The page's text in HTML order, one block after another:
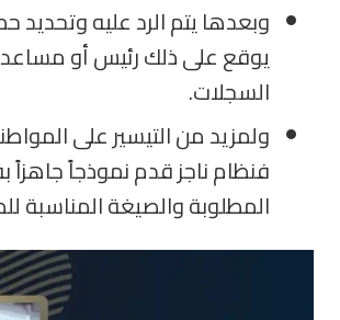
وبعدها يتم الرد عليه وتحديد
يوقع على ذلك رئيس أو
السجلات.
ولمزيد من التيسير على
فنظام ناجز قدم نموذجاً جاهزاً
المطلوبة والصيغة المناسبة